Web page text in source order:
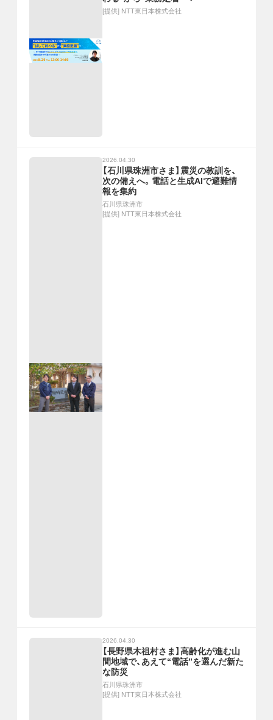
[提供] NTT東日本株式会社
2026.04.30
【石川県珠洲市さま】震災の教訓を、
次の備えへ。電話と生成AIで避難情
報を集約
石川県珠洲市
[提供] NTT東日本株式会社
2026.04.30
【長野県木祖村さま】高齢化が進む山
間地域で、あえて“電話”を選んだ新た
な防災
石川県珠洲市
[提供] NTT東日本株式会社